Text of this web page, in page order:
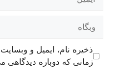
وبگاه
ذخیره نام، ایمیل و
زمانی که دوباره دیدگاهی